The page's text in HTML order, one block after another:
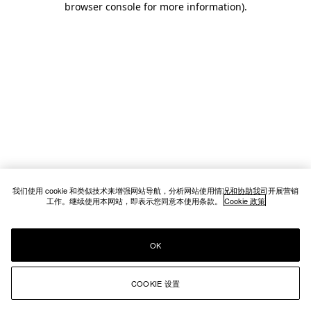
browser console for more information).
我们使用 cookie 和类似技术来增强网站导航，分析网站使用情况和协助我司开展营销
工作。继续使用本网站，即表示您同意本使用条款。 Cookie 政策
COOKIE 设置
OK